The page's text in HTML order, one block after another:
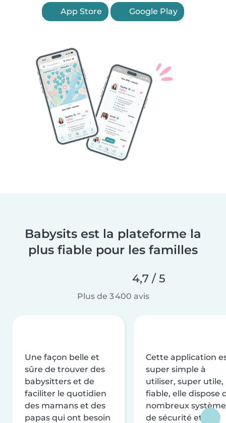
App Store Google Play
Babysits est la plateforme la
plus fiable pour les familles
4,7 / 5
Plus de 3 400 avis
Une façon belle et
sûre de trouver des
babysitters et de
faciliter le quotidien
des mamans et des
papas qui ont besoin
Cette application
super simple à
utiliser, super utile,
fiable, elle dispose
nombreux
de sécurité et de